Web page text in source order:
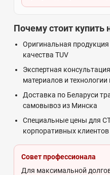
Почему стоит купить
Оригинальная продукция
качества TUV
Экспертная
материалов и технологии
Доставка по Беларуси
самовывоз из Минска
Специальные цены для
корпоративных клиентов
Совет профессионала
Для максимальной